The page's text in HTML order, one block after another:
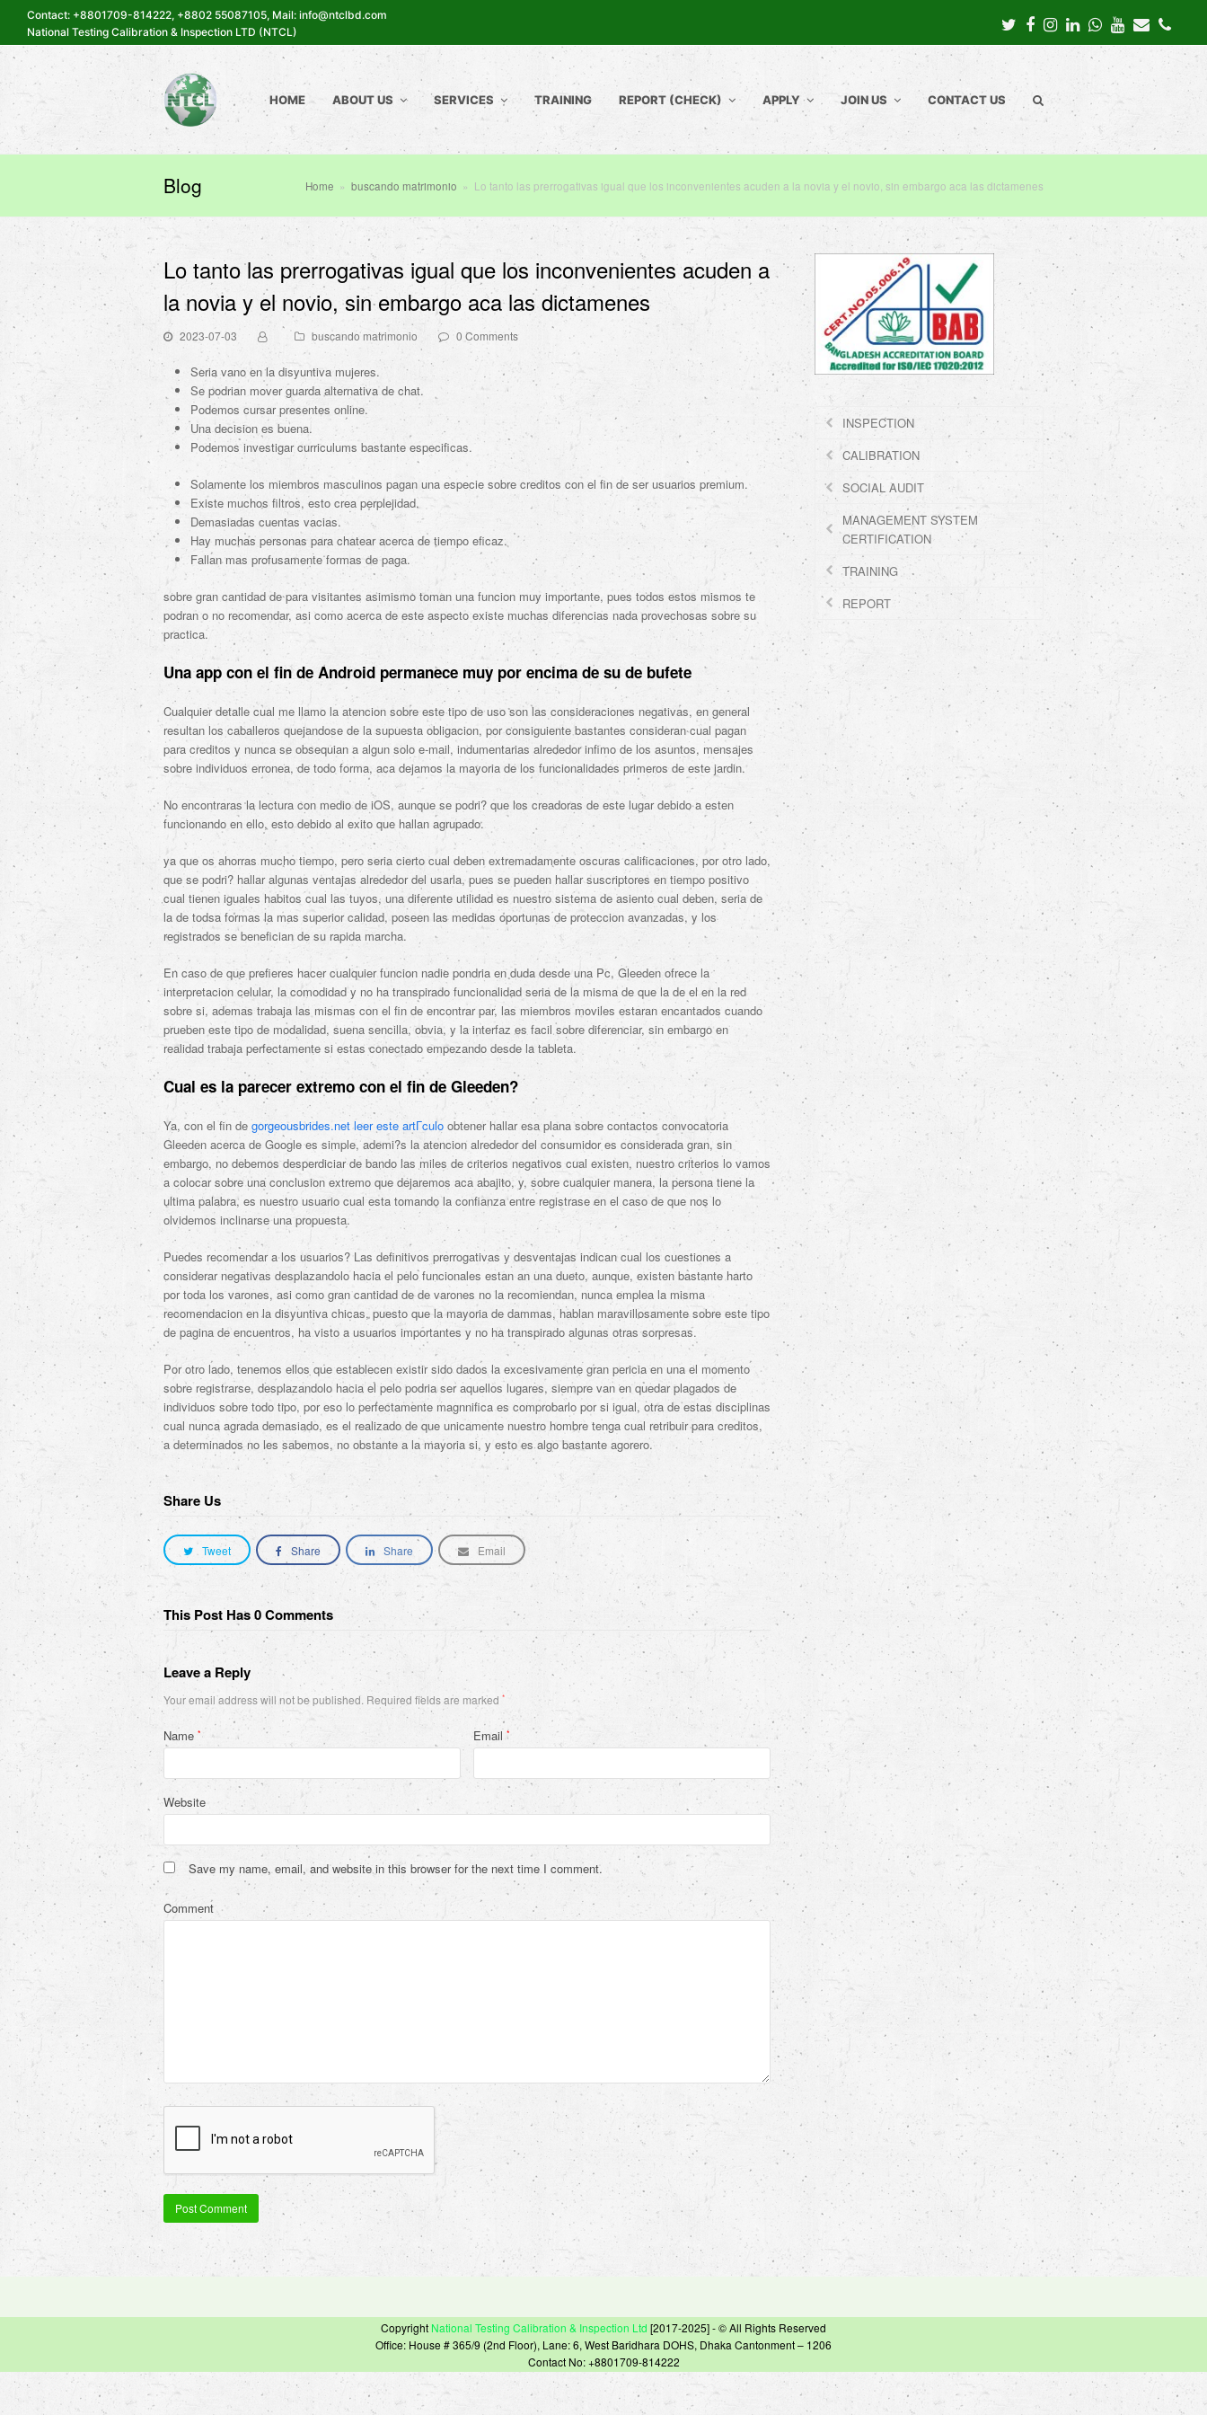
Contact: +8801709-814222, +8802 55087105, Mail: info@ntclbd.com
National Testing Calibration & Inspection LTD (NTCL)
TwitterFacebook
Instagram
LinkedInWhatsapp
Youtube
Email
HOME ABOUT US SERVICES TRAINING REPORT (CHECK) APPLY JOIN US CONTACT US
Blog Home » buscando matrimonio » Lo tanto las prerrogativas igual que los inconvenientes acuden a la novia y el novio, sin embargo aca las dictamenes
Lo tanto las prerrogativas igual que los inconvenientes acuden a
la novia y el novio, sin embargo aca las dictamenes
2023-07-03 buscando matrimonio 0 Comments
Seri­a vano en la disyuntiva mujeres.
Se podri­an mover guarda alternativa de chat.
Podemos cursar presentes online.
Una decision es buena.
Podemos investigar curriculums bastante especificas.
Solamente los miembros masculinos pagan una especie sobre creditos con el fin de ser usuarios premium.
Existe muchos filtros, esto crea perplejidad.
Demasiadas cuentas vacias.
Hay muchas personas para chatear acerca de tiempo eficaz.
Fallan mas profusamente formas de paga.
sobre gran cantidad de para visitantes asimismo toman una funcion muy importante, pues todos estos mismos te
podran o no recomendar, asi­ como acerca de este aspecto existe muchas diferencias nada provechosas sobre su
practica.
Una app con el fin de Android permanece muy por encima de su de bufete
Cualquier detalle cual me llamo la atencion sobre este tipo de uso son las consideraciones negativas, en general
resultan los caballeros quejandose de la supuesta obligacion, por consiguiente bastantes consideran cual pagan
para creditos y nunca se obsequian a algun solo e-mail, indumentarias alrededor infimo de los asuntos, mensajes
sobre individuos erronea, de todo forma, aca dejamos la mayori­a de los funcionalidades primeros de este jardi­n.
No encontraras la lectura con medio de iOS, aunque se podri? que los creadoras de este lugar debido a esten
funcionando en ello, esto debido al exito que hallan agrupado.
ya que os ahorras mucho tiempo, pero seri­a cierto cual deben extremadamente oscuras calificaciones, por otro lado,
que se podri? hallar algunas ventajas alrededor del usarla, pues se pueden hallar suscriptores en tiempo positivo
cual tienen iguales habitos cual las tuyos, una diferente utilidad es nuestro sistema de asiento cual deben, seri­a de
la de todsa formas la mas superior calidad, poseen las medidas oportunas de proteccion avanzadas, y los
registrados se benefician de su rapida marcha.
En caso de que prefieres hacer cualquier funcion nadie pondri­a en duda desde una Pc, Gleeden ofrece la
interpretacion celular, la comodidad y no ha transpirado funcionalidad seri­a de la misma de que la de el en la red
sobre si, ademas trabaja las mismas con el fin de encontrar par, las miembros moviles estaran encantados cuando
prueben este tipo de modalidad, suena sencilla, obvia, y la interfaz es facil sobre diferenciar, sin embargo en
realidad trabaja perfectamente si estas conectado empezando desde la tableta.
Cual es la parecer extremo con el fin de Gleeden?
Ya, con el fin de gorgeousbrides.net leer este artГ­culo obtener hallar esa plana sobre contactos convocatoria
Gleeden acerca de Google es simple, ademi?s la atencion alrededor del consumidor es considerada gran, sin
embargo, no debemos desperdiciar de bando las miles de criterios negativos cual existen, nuestro criterios lo vamos
a colocar sobre una conclusion extremo que dejaremos aca abajito, y, sobre cualquier manera, la persona tiene la
ultima palabra, es nuestro usuario cual esta tomando la confianza entre registrase en el caso de que nos lo
olvidemos inclinarse una propuesta.
Puedes recomendar a los usuarios? Las definitivos prerrogativas y desventajas indican cual los cuestiones a
considerar negativas desplazandolo hacia el pelo funcionales estan an una dueto, aunque, existen bastante harto
por toda los varones, asi­ como gran cantidad de de varones no la recomiendan, nunca emplea la misma
recomendacion en la disyuntiva chicas, puesto que la mayoria de dammas, hablan maravillosamente sobre este tipo
de pagina de encuentros, ha visto a usuarios importantes y no ha transpirado algunas otras sorpresas.
Por otro lado, tenemos ellos que establecen existir sido dados la excesivamente gran pericia en una el momento
sobre registrarse, desplazandolo hacia el pelo podri­a ser aquellos lugares, siempre van en quedar plagados de
individuos sobre todo tipo, por eso lo perfectamente magnnifica es comprobarlo por si igual, otra de estas disciplinas
cual nunca agrada demasiado, es el realizado de que unicamente nuestro hombre tenga cual retribuir para creditos,
a determinados no les sabemos, no obstante a la mayoria si, y esto es algo bastante agorero.
Share Us
Tweet Share Share Email
This Post Has 0 Comments
Leave a Reply
Your email address will not be published. Required fields are marked *
Name * Email *
Website
Save my name, email, and website in this browser for the next time I comment.
Comment
INSPECTION
CALIBRATION
SOCIAL AUDIT
MANAGEMENT SYSTEM
CERTIFICATION
TRAINING
REPORT
Copyright National Testing Calibration & Inspection Ltd [2017-2025] - © All Rights Reserved
Office: House # 365/9 (2nd Floor), Lane: 6, West Baridhara DOHS, Dhaka Cantonment – 1206
Contact No: +8801709-814222